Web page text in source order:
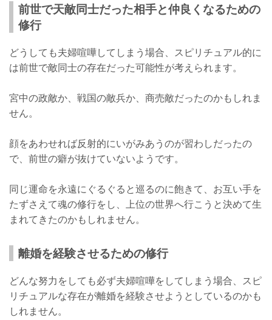
前世で天敵同士だった相手と仲良くなるための
修行
どうしても夫婦喧嘩してしまう場合、スピリチュアル的に
は前世で敵同士の存在だった可能性が考えられます。
宮中の政敵か、戦国の敵兵か、商売敵だったのかもしれま
せん。
顔をあわせれば反射的にいがみあうのが習わしだったの
で、前世の癖が抜けていないようです。
同じ運命を永遠にぐるぐると巡るのに飽きて、お互い手を
たずさえて魂の修行をし、上位の世界へ行こうと決めて生
まれてきたのかもしれません。
離婚を経験させるための修行
どんな努力をしても必ず夫婦喧嘩をしてしまう場合、スピ
リチュアルな存在が離婚を経験させようとしているのかも
しれません。